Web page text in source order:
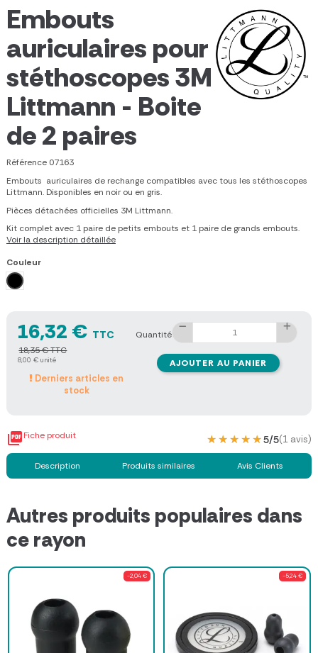
Embouts
auriculaires pour
stéthoscopes 3M
Littmann - Boite
de 2 paires
Référence 07163
Embouts auriculaires de rechange compatibles avec tous les stéthoscopes
Littmann. Disponibles en noir ou en gris.
Pièces détachées officielles 3M Littmann.
Kit complet avec 1 paire de petits embouts et 1 paire de grands embouts.
Voir la description détaillée
Couleur
Noir
16,32 € TTC
18,35 € TTC
8,00 € unité
Derniers articles en
stock
Quantité
AJOUTER AU PANIER
Fiche produit ★★★★★
★★★★★5/5(1 avis)
Description Produits similaires Avis Clients
Autres produits populaires dans
ce rayon
-2,04 € -5,24 €